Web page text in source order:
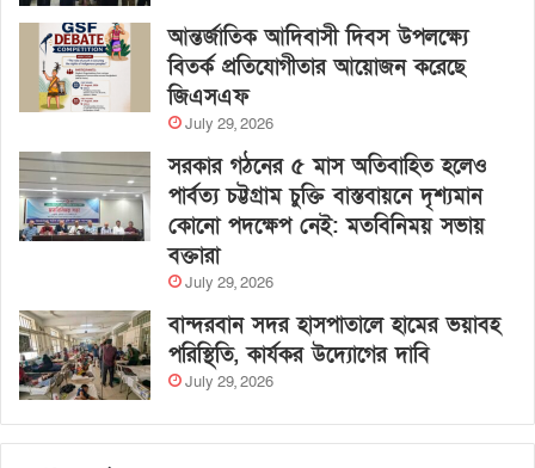
আন্তর্জাতিক আদিবাসী দিবস উপলক্ষ্যে
বিতর্ক প্রতিযোগীতার আয়োজন করেছে
জিএসএফ
July 29, 2026
সরকার গঠনের ৫ মাস অতিবাহিত হলেও
পার্বত্য চট্টগ্রাম চুক্তি বাস্তবায়নে দৃশ্যমান
কোনো পদক্ষেপ নেই: মতবিনিময় সভায়
বক্তারা
July 29, 2026
বান্দরবান সদর হাসপাতালে হামের ভয়াবহ
পরিস্থিতি, কার্যকর উদ্যোগের দাবি
July 29, 2026